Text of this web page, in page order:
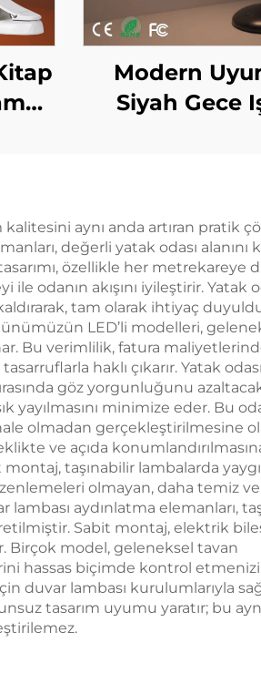
Modern
Siyah Gece
Akıllı
Ayarlama,
1800mAh Pil,
kalitesini aynı anda artıran pratik
değerli yatak odası alanını
özellikle her metrekareye
odanın akışını iyileştirir. Yatak
tam olarak ihtiyaç
LED’li modelleri,
Bu verimlilik, fatura
haklı çıkarır. Yatak
göz yorgunluğunu
yayılmasını minimize eder. Bu
olmadan gerçekleştirilmesine
ve açıda
taşınabilir lambalarda
olmayan, daha temiz
lambası aydınlatma elemanları,
Sabit montaj, elektrik
Birçok model, geleneksel tavan
hassas biçimde kontrol
duvar lambası kurulumlarıyla
tasarım uyumu yaratır; bu